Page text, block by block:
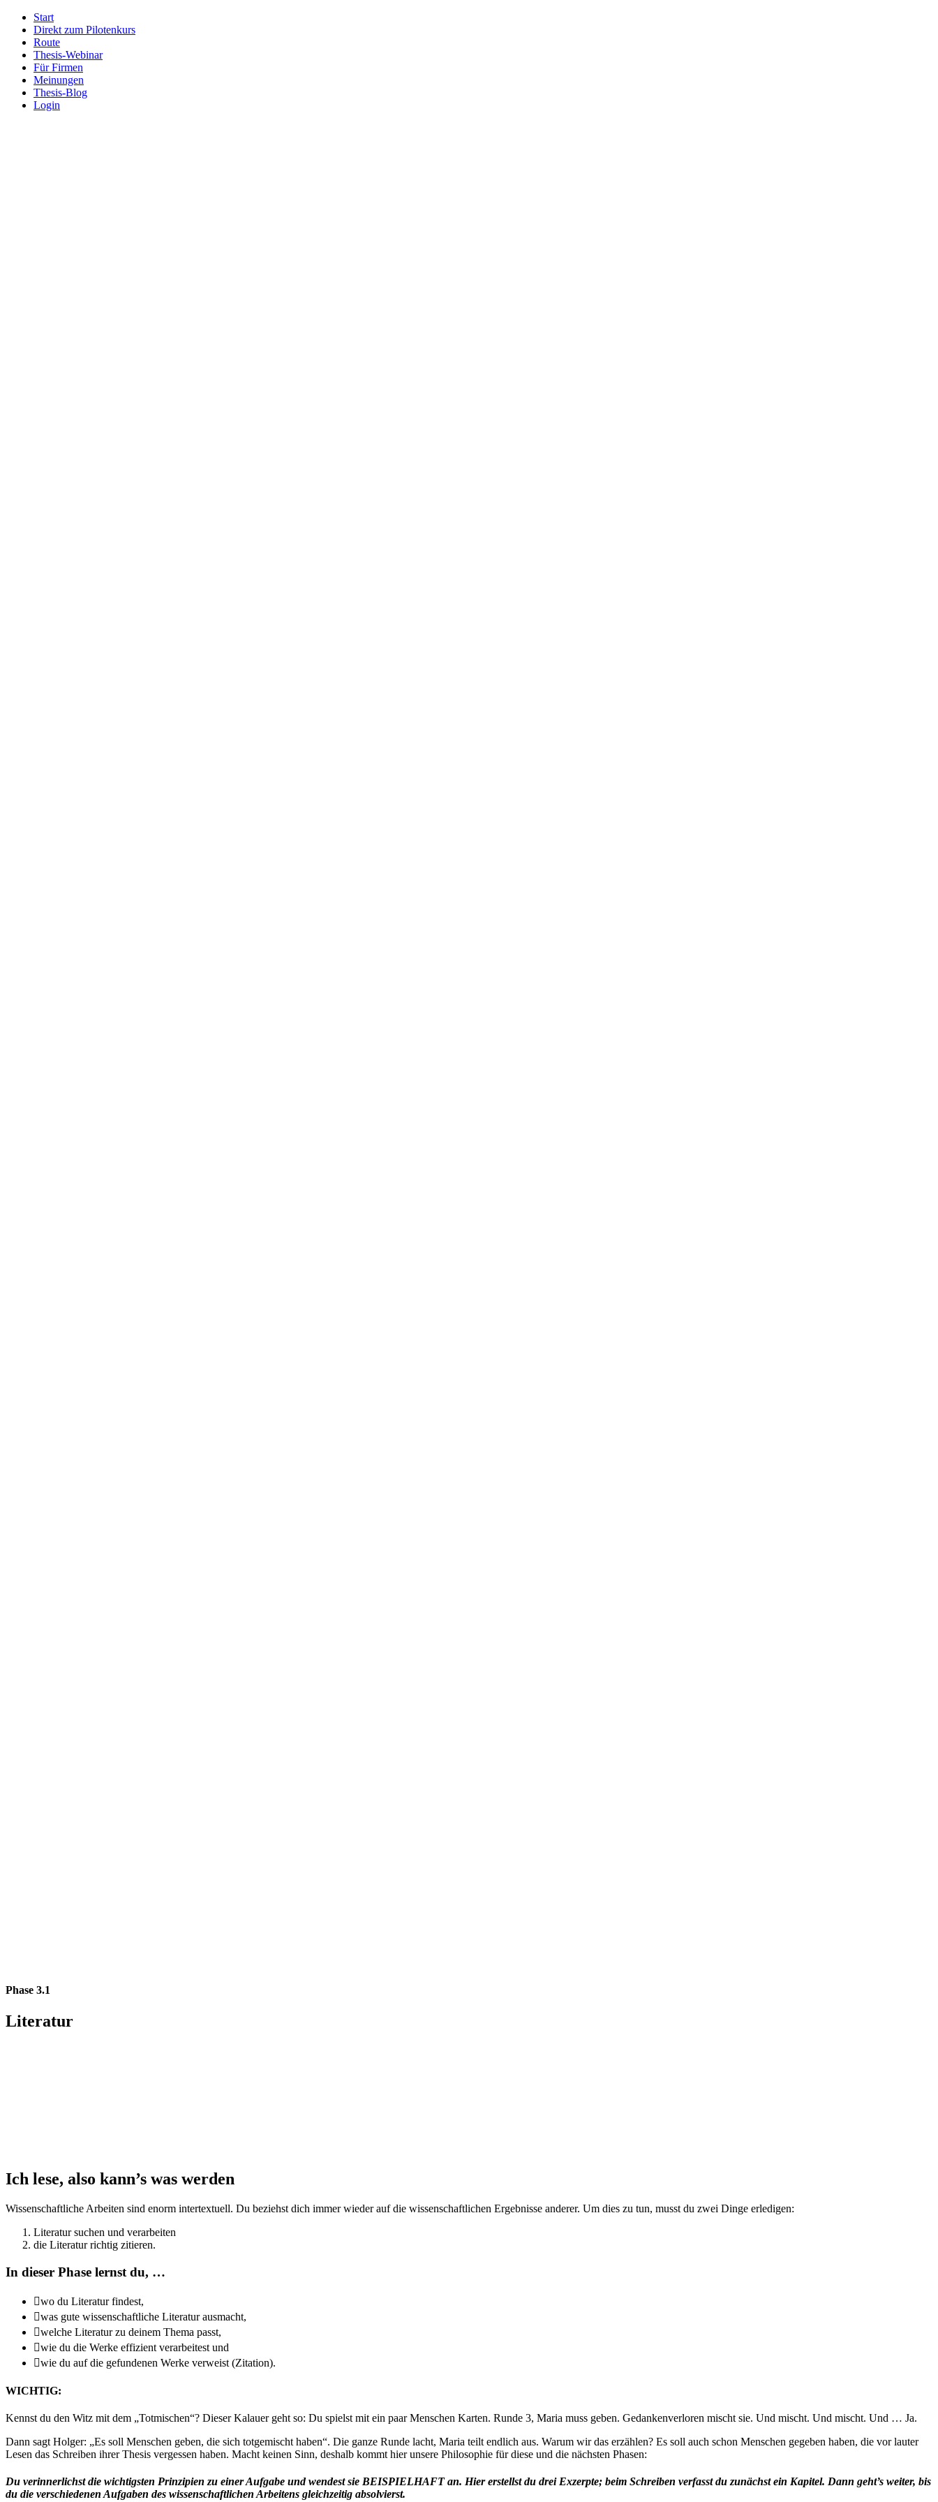
Start
Direkt zum Pilotenkurs
Route
Thesis-Webinar
Für Firmen
Meinungen
Thesis-Blog
Login
Phase 3.1
Literatur
Ich lese, also kann’s was werden
Wissenschaftliche Arbeiten sind enorm intertextuell. Du beziehst dich immer wieder auf die wissenschaftlichen Ergebnisse anderer. Um dies zu tun, musst du zwei Dinge erledigen:
Literatur suchen und verarbeiten
die Literatur richtig zitieren.
In dieser Phase lernst du, …
wo du Literatur findest,
was gute wissenschaftliche Literatur ausmacht,
welche Literatur zu deinem Thema passt,
wie du die Werke effizient verarbeitest und
wie du auf die gefundenen Werke verweist (Zitation).
WICHTIG:
Kennst du den Witz mit dem „Totmischen“? Dieser Kalauer geht so: Du spielst mit ein paar Menschen Karten. Runde 3, Maria muss geben. Gedankenverloren mischt sie. Und mischt. Und mischt. Und … Ja.
Dann sagt Holger: „Es soll Menschen geben, die sich totgemischt haben“. Die ganze Runde lacht, Maria teilt endlich aus. Warum wir das erzählen? Es soll auch schon Menschen gegeben haben, die vor lauter
Lesen das Schreiben ihrer Thesis vergessen haben. Macht keinen Sinn, deshalb kommt hier unsere Philosophie für diese und die nächsten Phasen:
Du verinnerlichst die wichtigsten Prinzipien zu einer Aufgabe und wendest sie BEISPIELHAFT an. Hier erstellst du drei Exzerpte; beim Schreiben verfasst du zunächst ein Kapitel. Dann geht’s weiter, bis
du die verschiedenen Aufgaben des wissenschaftlichen Arbeitens gleichzeitig absolvierst.